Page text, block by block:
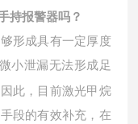
持报警器吗？
形成具有一定厚度
微小泄漏无法形成足
此，目前激光甲烷
段的有效补充，在